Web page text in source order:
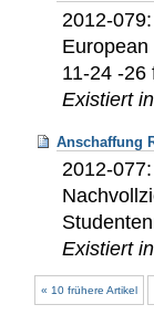
2012-
11-24 -26
Existiert in
Anschaffung
2012-
Existiert in
« 10 frühere Artikel